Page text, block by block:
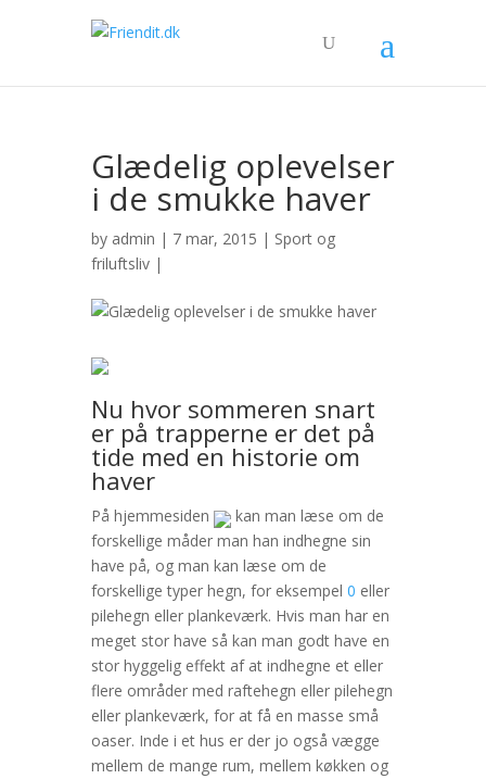
Glædelig oplevelser
i de smukke haver
by admin | 7 mar, 2015 | Sport og
friluftsliv |
Nu hvor sommeren snart
er på trapperne er det på
tide med en historie om
haver
På hjemmesiden
kan man læse om de
forskellige måder man han indhegne sin
have på, og man kan læse om de
forskellige typer hegn, for eksempel 0 eller
pilehegn eller plankeværk. Hvis man har en
meget stor have så kan man godt have en
stor hyggelig effekt af at indhegne et eller
flere områder med raftehegn eller pilehegn
eller plankeværk, for at få en masse små
oaser. Inde i et hus er der jo også vægge
mellem de mange rum, mellem køkken og